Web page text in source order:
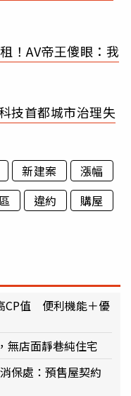
！AV帝王傻眼：我
技首都城市治理失
新建案
漲幅
違約
購屋
CP值 便利機能＋優
無店面靜巷純住宅
保處：預售屋契約